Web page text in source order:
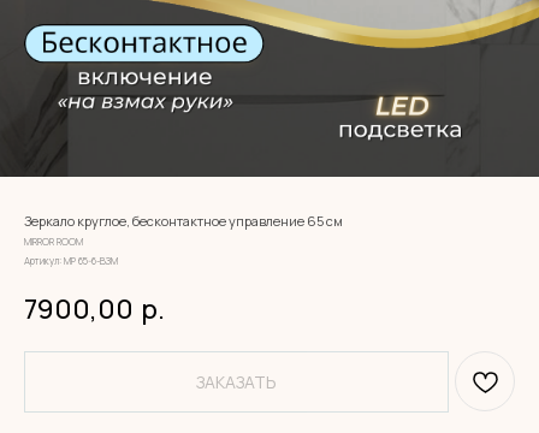
Зеркало круглое, бесконтактное управление 65 см
MIRROR ROOM
Артикул:МР 65-6-ВЗМ
7900,00 р.
ЗАКАЗАТЬ